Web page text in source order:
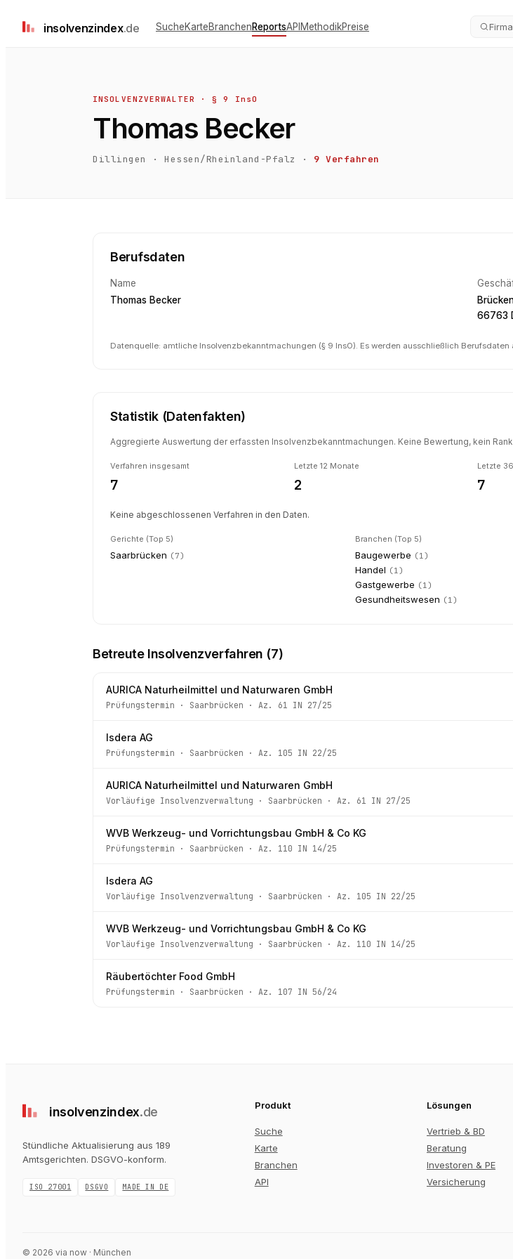
insolvenzindex.de SucheKarteBranchenReportsAPIMethodikPreise
INSOLVENZVERWALTER · § 9 InsO
Thomas Becker
Dillingen ·Hessen/Rheinland-Pfalz · 9 Verfahren
Berufsdaten
Name
Thomas Becker
66763
Datenquelle: amtliche Insolvenzbekanntmachungen (§ 9 InsO). Es werden ausschließlich
Statistik (Datenfakten)
Aggregierte Auswertung der erfassten Insolvenzbekanntmachungen. Keine Bewertung, kein
Verfahren insgesamt
7
Letzte 12 Monate
2
Letzte
7
Keine abgeschlossenen Verfahren in den Daten.
Gerichte (Top 5)
Saarbrücken (7)
Branchen (Top 5)
Baugewerbe (1)
Handel (1)
Gastgewerbe (1)
Gesundheitswesen (1)
Betreute Insolvenzverfahren (7)
AURICA Naturheilmittel und Naturwaren GmbH
Prüfungstermin · Saarbrücken · Az. 61 IN 27/25
Isdera AG
Prüfungstermin · Saarbrücken · Az. 105 IN 22/25
AURICA Naturheilmittel und Naturwaren GmbH
Vorläufige Insolvenzverwaltung · Saarbrücken · Az. 61 IN 27/25
WVB Werkzeug- und Vorrichtungsbau GmbH & Co KG
Prüfungstermin · Saarbrücken · Az. 110 IN 14/25
Isdera AG
Vorläufige Insolvenzverwaltung · Saarbrücken · Az. 105 IN 22/25
WVB Werkzeug- und Vorrichtungsbau GmbH & Co KG
Vorläufige Insolvenzverwaltung · Saarbrücken · Az. 110 IN 14/25
Räubertöchter Food GmbH
Prüfungstermin · Saarbrücken · Az. 107 IN 56/24
insolvenzindex.de
Stündliche Aktualisierung aus 189
Amtsgerichten. DSGVO-konform.
ISO 27001 DSGVO MADE IN DE
Produkt
Suche
Karte
Branchen
API
Lösungen
Vertrieb & BD
Beratung
Investoren & PE
Versicherung
© 2026 via now · München